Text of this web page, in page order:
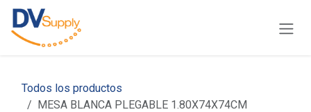
Ir al contenido
Todos los productos
MESA BLANCA PLEGABLE 1.80X74X74CM